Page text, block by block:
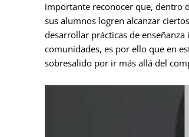
importante reconocer que, dentro
sus alumnos logren alcanzar
desarrollar prácticas de
comunidades, es por ello que en
sobresalido por ir más allá del